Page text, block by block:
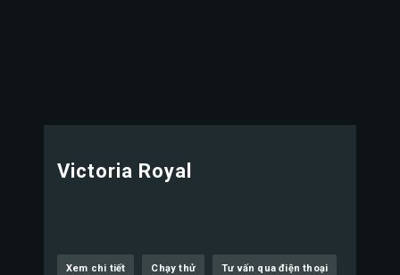
Victoria Royal
Xem chi tiết Chạy thử Tư vấn qua điện thoại